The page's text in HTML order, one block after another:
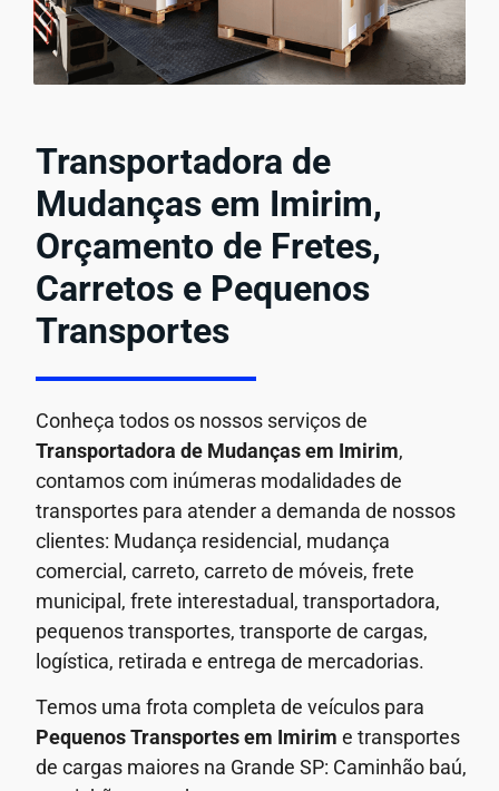
Transportadora de
Mudanças em Imirim,
Orçamento de Fretes,
Carretos e Pequenos
Transportes
Conheça todos os nossos serviços de
Transportadora de Mudanças em Imirim,
contamos com inúmeras modalidades de
transportes para atender a demanda de nossos
clientes: Mudança residencial, mudança
comercial, carreto, carreto de móveis, frete
municipal, frete interestadual, transportadora,
pequenos transportes, transporte de cargas,
logística, retirada e entrega de mercadorias.
Temos uma frota completa de veículos para
Pequenos Transportes em Imirim e transportes
de cargas maiores na Grande SP: Caminhão baú,